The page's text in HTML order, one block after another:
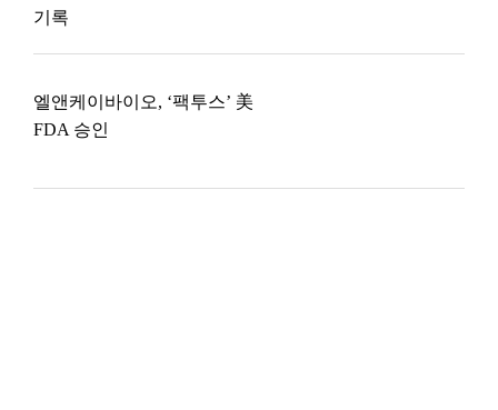
기록
엘앤케이바이오, ‘팩투스’ 美
FDA 승인